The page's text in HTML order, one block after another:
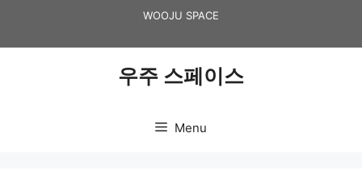
content
WOOJU SPACE
우주 스페이스
Menu